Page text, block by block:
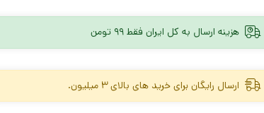
هزینه ارسال به کل ایران فقط 99 تومن
ارسال رایگان برای خرید های بالای 3 میلیون.